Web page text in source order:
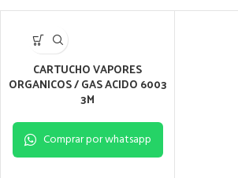
CARTUCHO VAPORES
ORGANICOS / GAS ACIDO 6003
3M
Comprar por whatsapp